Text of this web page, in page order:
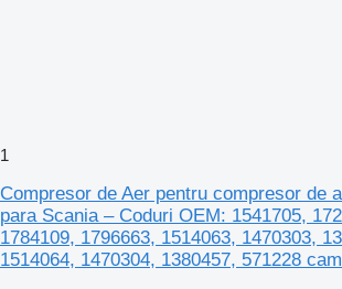
1
Compresor de Aer pentru compresor de
para Scania – Coduri OEM: 1541705,
1784109, 1796663, 1514063, 1470303,
1514064, 1470304, 1380457, 571228